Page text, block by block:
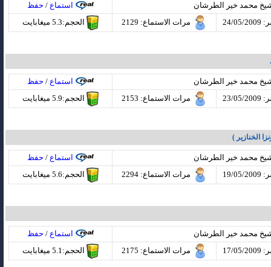
استماع / حفظ
محمد خير الطرشان
الحجم:5.3 ميغابايت
مرات الاستماع: 2129
استماع / حفظ
محمد خير الطرشان
الحجم:5.9 ميغابايت
مرات الاستماع: 2153
الخنازير )
استماع / حفظ
محمد خير الطرشان
الحجم:5.6 ميغابايت
مرات الاستماع: 2294
استماع / حفظ
محمد خير الطرشان
الحجم:5.1 ميغابايت
مرات الاستماع: 2175